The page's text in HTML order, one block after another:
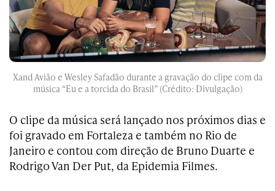
Xand Avião e Wesley Safadão durante a gravação do clipe com da
música “Eu e a torcida do Brasil” (Crédito: Divulgação)
O clipe da música será lançado nos próximos dias e
foi gravado em Fortaleza e também no Rio de
Janeiro e contou com direção de Bruno Duarte e
Rodrigo Van Der Put, da Epidemia Filmes.